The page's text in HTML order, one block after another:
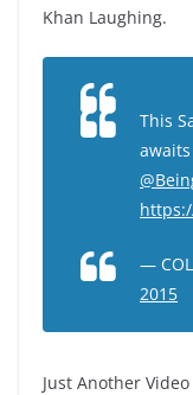
Khan Laughing.
This
—
2015
Just Another